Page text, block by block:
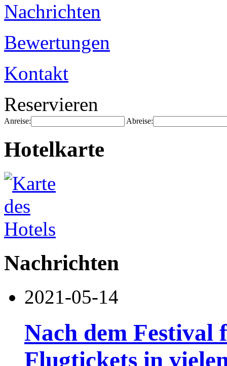
Nachrichten
Bewertungen
Kontakt
Reservieren
Anreise: Abreise:
Hotelkarte
Nachrichten
2021-05-14
Nach dem Festival
Flugtickets in